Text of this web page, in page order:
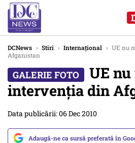
DCNews › Stiri › Internațional › UE nu
Afganistan
UE
intervenţia din
Data publicării: 06 Dec 2010
Adaugă-ne ca sursă preferată în